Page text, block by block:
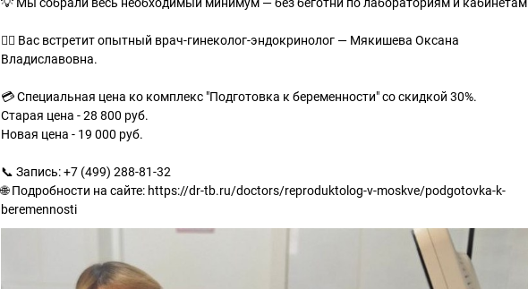
👩‍⚕ Вас встретит опытный врач-гинеколог-эндокринолог — Мякишева Оксана
Владиславовна.
💳 Специальная цена ко комплекс "Подготовка к беременности" со скидкой 30%.
Старая цена - 28 800 руб.
Новая цена - 19 000 руб.
📞 Запись: +7 (499) 288-81-32
🌐 Подробности на сайте: https://dr-tb.ru/doctors/reproduktolog-v-moskve/podgotovka-k-
beremennosti